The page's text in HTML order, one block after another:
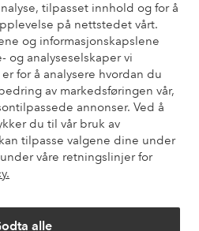
tilpasset innhold og for å
på nettstedet vårt.
og informasjonskapslene
og analyseselskaper vi
for å analysere hvordan du
av markedsføringen vår,
annonser. Ved å
du til vår bruk av
tilpasse valgene dine under
våre retningslinjer for
alle
betalinger
våre betalingsalternativer?